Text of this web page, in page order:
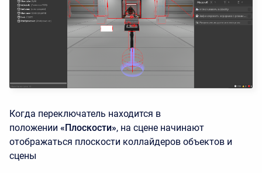
Когда переключатель находится в
положении «Плоскости», на сцене начинают
отображаться плоскости коллайдеров объектов и
сцены